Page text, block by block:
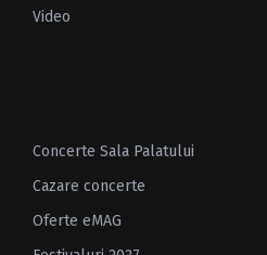
Video
Concerte Sala Palatului
Cazare concerte
Oferte eMAG